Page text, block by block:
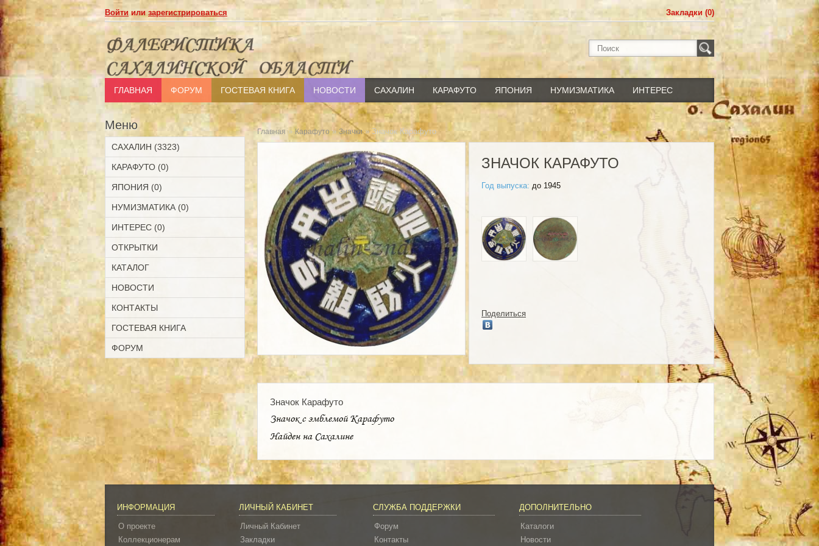
Войти илизарегистрироваться Закладки (0)
ГЛАВНАЯ ФОРУМ ГОСТЕВАЯ КНИГА НОВОСТИ САХАЛИН КАРАФУТО ЯПОНИЯ НУМИЗМАТИКА ИНТЕРЕС
Меню
САХАЛИН (3323)
КАРАФУТО (0)
ЯПОНИЯ (0)
НУМИЗМАТИКА (0)
ИНТЕРЕС (0)
ОТКРЫТКИ
КАТАЛОГ
НОВОСТИ
КОНТАКТЫ
ГОСТЕВАЯ КНИГА
ФОРУМ
Главная » Карафуто» Значки» Значок Карафуто
ЗНАЧОК КАРАФУТО
Год выпуска: до 1945
Поделиться
Значок Карафуто
Значок с эмблемой Карафуто
Найден на Сахалине
ИНФОРМАЦИЯ
О проекте
Коллекционерам
ЛИЧНЫЙ КАБИНЕТ
Личный Кабинет
Закладки
СЛУЖБА ПОДДЕРЖКИ
Форум
Контакты
ДОПОЛНИТЕЛЬНО
Каталоги
Новости